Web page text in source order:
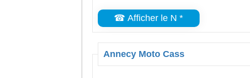
☎ Afficher le N *
Annecy Moto Cass